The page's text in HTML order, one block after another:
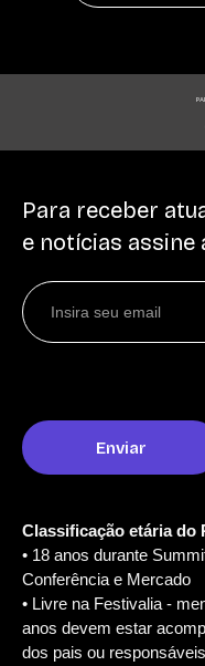
Para receber
e notícias assine
Classificação etária do
• 18 anos durante
Conferência e Mercado
• Livre na Festivalia -
anos devem estar
dos pais ou